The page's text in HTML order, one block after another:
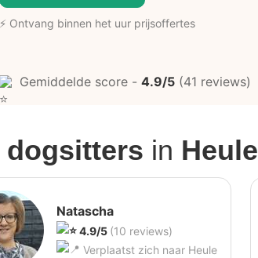
⚡ Ontvang binnen het uur prijsoffertes
Gemiddelde score - 4.9/5 (41 reviews)
dogsitters in Heule
Natascha
4.9/5 (10 reviews)
Verplaatst zich naar Heule